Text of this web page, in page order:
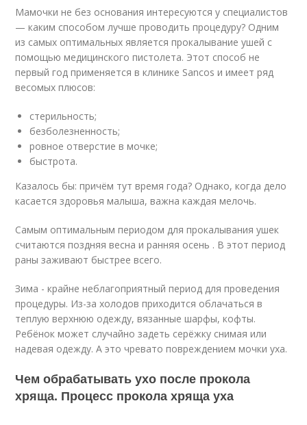
Мамочки не без основания интересуются у специалистов
— каким способом лучше проводить процедуру? Одним
из самых оптимальных является прокалывание ушей с
помощью медицинского пистолета. Этот способ не
первый год применяется в клинике Sancos и имеет ряд
весомых плюсов:
стерильность;
безболезненность;
ровное отверстие в мочке;
быстрота.
Казалось бы: причём тут время года? Однако, когда дело
касается здоровья малыша, важна каждая мелочь.
Самым оптимальным периодом для прокалывания ушек
считаются поздняя весна и ранняя осень . В этот период
раны заживают быстрее всего.
Зима - крайне неблагоприятный период для проведения
процедуры. Из-за холодов приходится облачаться в
теплую верхнюю одежду, вязанные шарфы, кофты.
Ребёнок может случайно задеть серёжку снимая или
надевая одежду. А это чревато повреждением мочки уха.
Чем обрабатывать ухо после прокола
хряща. Процесс прокола хряща уха